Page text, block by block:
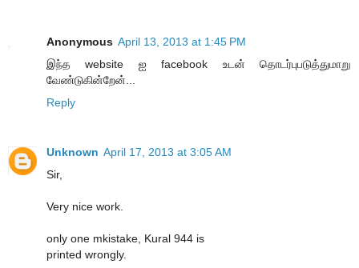
Anonymous April 13, 2013 at 1:45 PM
இந்த website ஐ facebook உடன் தொடர்புபடுத்துமாறு
வேண்டுகின்றேன்...
Reply
Unknown April 17, 2013 at 3:05 AM
Sir,
Very nice work.
only one mkistake, Kural 944 is
printed wrongly.